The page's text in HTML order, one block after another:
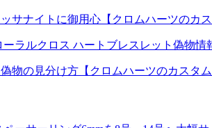
サナイトに御用心【クロムハーツのカス
ーラルクロス ハートブレスレット偽物情
物の見分け方【クロムハーツのカスタム